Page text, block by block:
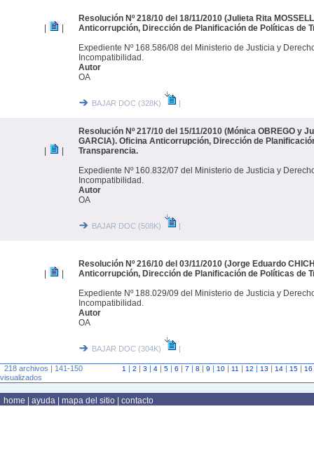
Resolución Nº 218/10 del 18/11/2010 (Julieta Rita
Anticorrupción, Dirección de Planificación de Políticas de
Expediente Nº 168.586/08 del Ministerio de Justicia y
Incompatibilidad.
Autor
OA
BAJAR DOC (328K) |
Resolución Nº 217/10 del 15/11/2010 (Mónica OBREGO y
GARCIA). Oficina Anticorrupción, Dirección de
Transparencia.
Expediente Nº 160.832/07 del Ministerio de Justicia y
Incompatibilidad.
Autor
OA
BAJAR DOC (508K) |
Resolución Nº 216/10 del 03/11/2010 (Jorge Eduardo
Anticorrupción, Dirección de Planificación de Políticas de
Expediente Nº 188.029/09 del Ministerio de Justicia y
Incompatibilidad.
Autor
OA
BAJAR DOC (304K) |
218 archivos | 141-150
visualizados
1 | 2 | 3 | 4 | 5 | 6 | 7 | 8 | 9 | 10 | 11 | 12 | 13 | 14 | 15 | 16
home ayuda mapa del sitio contacto